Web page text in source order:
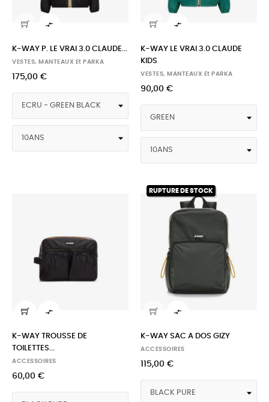

K-WAY P. LE VRAI 3.0 CLAUDE...
VESTES, MANTEAUX Et PARKA
175,00 €

K-WAY LE VRAI 3.0 CLAUDE
KIDS
VESTES, MANTEAUX Et PARKA
90,00 €

K-WAY TROUSSE DE
TOILETTES...
ACCESSOIRES
60,00 €
RUPTURE DE STOCK

K-WAY SAC A DOS GIZY
ACCESSOIRES
115,00 €